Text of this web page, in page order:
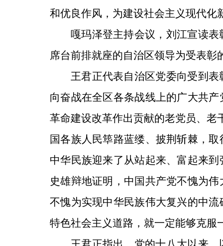
和优良作风，为建设社会主义现代化
嘎玛泽登主持会议，刘江宣读
席台前排就座的自治区领导为受表
王君正代表自治区党委向受到
向奋战在全区各条战线上的广大共
革命建设改革作出贡献的老党员、老
国各族人民筚路蓝缕、披荆斩棘，
中华民族迎来了从站起来、富起来
史雄辩地证明，中国共产党不愧为
不愧为实现中华民族伟大复兴的中
特色社会主义道路，就一定能够克